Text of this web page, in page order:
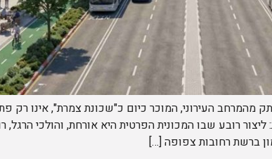
העירוני, המוכר כיום כ"שכונת צמרת", אינו רק
רובע שבו המכונית הפרטית היא אורחת, והולכי הרגל,
ברשת רחובות צפופה […]